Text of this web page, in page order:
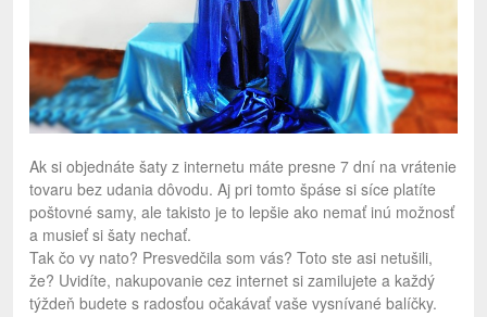
Ak si objednáte šaty z internetu máte presne 7 dní na vrátenie
tovaru bez udania dôvodu. Aj pri tomto špáse si síce platíte
poštovné samy, ale takisto je to lepšie ako nemať inú možnosť
a musieť si šaty nechať.
Tak čo vy nato? Presvedčila som vás? Toto ste asi netušili,
že? Uvidíte, nakupovanie cez internet si zamilujete a každý
týždeň budete s radosťou očakávať vaše vysnívané balíčky.